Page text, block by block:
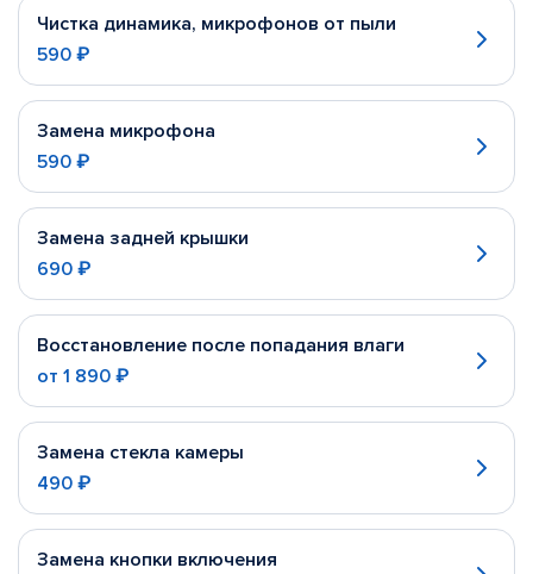
Чистка динамика, микрофонов от пыли
590 ₽
Замена микрофона
590 ₽
Замена задней крышки
690 ₽
Восстановление после попадания влаги
от 1 890 ₽
Замена стекла камеры
490 ₽
Замена кнопки включения